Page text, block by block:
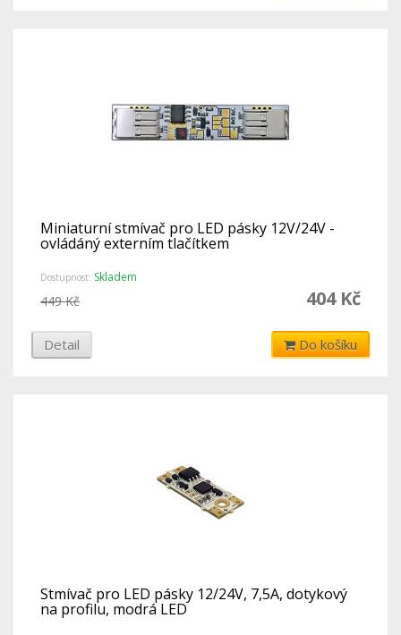
Miniaturní stmívač pro LED pásky 12V/24V -
ovládáný externím tlačítkem
Dostupnost: Skladem
404 Kč
449 Kč
Detail Do košíku
Stmívač pro LED pásky 12/24V, 7,5A, dotykový
na profilu, modrá LED